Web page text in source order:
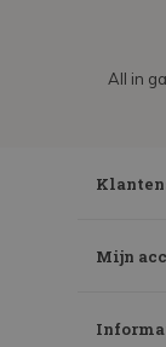
All in
Mijn